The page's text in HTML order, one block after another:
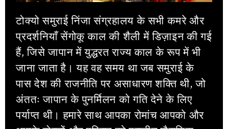
टोक्यो समुराई निंजा संग्रहालय के सभी कमरे और
प्रदर्शनियाँ सेंगोकू काल की शैली में डिज़ाइन की गई
हैं, जिसे जापान में युद्धरत राज्य काल के रूप में भी
जाना जाता है। यह वह समय था जब समुराई के
पास देश की राजनीति पर असाधारण शक्ति थी, जो
अंततः जापान के पुनर्मिलन को गति देने के लिए
पर्याप्त थी। हमारे साथ आपका रोमांच आपको और